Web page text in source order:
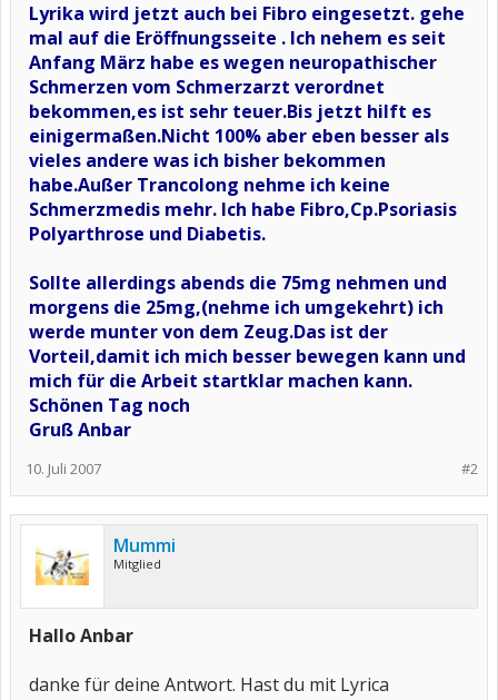
Lyrika wird jetzt auch bei Fibro eingesetzt. gehe
mal auf die Eröffnungsseite . Ich nehem es seit
Anfang März habe es wegen neuropathischer
Schmerzen vom Schmerzarzt verordnet
bekommen,es ist sehr teuer.Bis jetzt hilft es
einigermaßen.Nicht 100% aber eben besser als
vieles andere was ich bisher bekommen
habe.Außer Trancolong nehme ich keine
Schmerzmedis mehr. Ich habe Fibro,Cp.Psoriasis
Polyarthrose und Diabetis.
Sollte allerdings abends die 75mg nehmen und
morgens die 25mg,(nehme ich umgekehrt) ich
werde munter von dem Zeug.Das ist der
Vorteil,damit ich mich besser bewegen kann und
mich für die Arbeit startklar machen kann.
Schönen Tag noch
Gruß Anbar
#2
10. Juli 2007
Mummi
Mitglied
Hallo Anbar
danke für deine Antwort. Hast du mit Lyrica